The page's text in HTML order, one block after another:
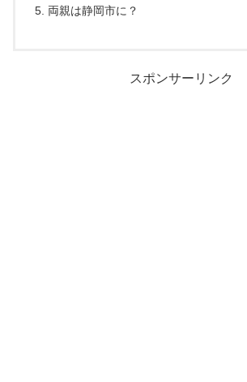
両親は静岡市に？
スポンサーリンク